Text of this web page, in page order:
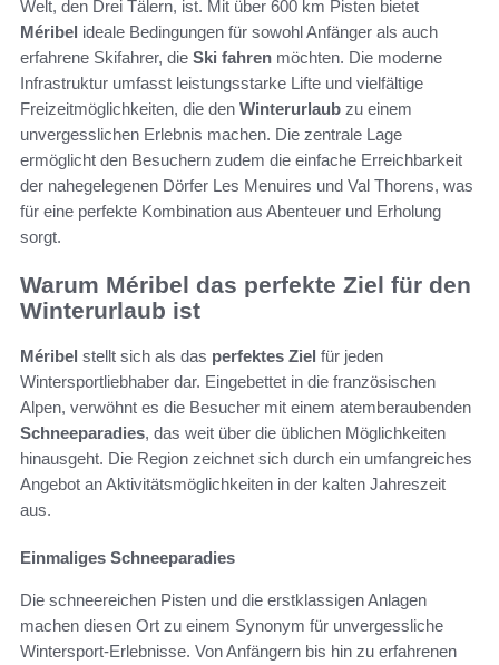
Welt, den Drei Tälern, ist. Mit über 600 km Pisten bietet
Méribel ideale Bedingungen für sowohl Anfänger als auch
erfahrene Skifahrer, die Ski fahren möchten. Die moderne
Infrastruktur umfasst leistungsstarke Lifte und vielfältige
Freizeitmöglichkeiten, die den Winterurlaub zu einem
unvergesslichen Erlebnis machen. Die zentrale Lage
ermöglicht den Besuchern zudem die einfache Erreichbarkeit
der nahegelegenen Dörfer Les Menuires und Val Thorens, was
für eine perfekte Kombination aus Abenteuer und Erholung
sorgt.
Warum Méribel das perfekte Ziel für den
Winterurlaub ist
Méribel stellt sich als das perfektes Ziel für jeden
Wintersportliebhaber dar. Eingebettet in die französischen
Alpen, verwöhnt es die Besucher mit einem atemberaubenden
Schneeparadies, das weit über die üblichen Möglichkeiten
hinausgeht. Die Region zeichnet sich durch ein umfangreiches
Angebot an Aktivitätsmöglichkeiten in der kalten Jahreszeit
aus.
Einmaliges Schneeparadies
Die schneereichen Pisten und die erstklassigen Anlagen
machen diesen Ort zu einem Synonym für unvergessliche
Wintersport-Erlebnisse. Von Anfängern bis hin zu erfahrenen